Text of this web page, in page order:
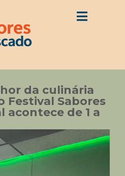
da culinária
Festival Sabores
acontece de 1 a